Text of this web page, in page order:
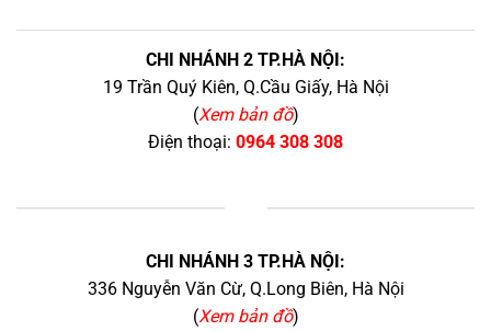
CHI NHÁNH 2 TP.HÀ NỘI:
19 Trần Quý Kiên, Q.Cầu Giấy, Hà Nội
(Xem bản đồ)
Điện thoại: 0964 308 308
CHI NHÁNH 3 TP.HÀ NỘI:
336 Nguyễn Văn Cừ, Q.Long Biên, Hà Nội
(Xem bản đồ)